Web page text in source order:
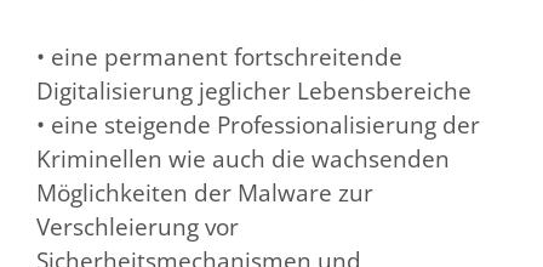
• eine permanent fortschreitende
Digitalisierung jeglicher Lebensbereiche
• eine steigende Professionalisierung der
Kriminellen wie auch die wachsenden
Möglichkeiten der Malware zur
Verschleierung vor